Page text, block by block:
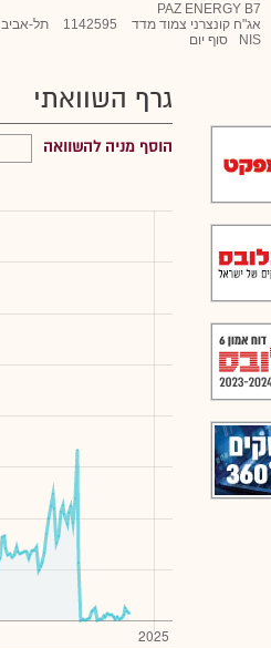
PAZ ENERGY B7
אג"ח קונצרני צמוד מדד
1142595
תל-אביב
NIS
סוף יום
גרף השוואתי
הוסף מניה להשוואה